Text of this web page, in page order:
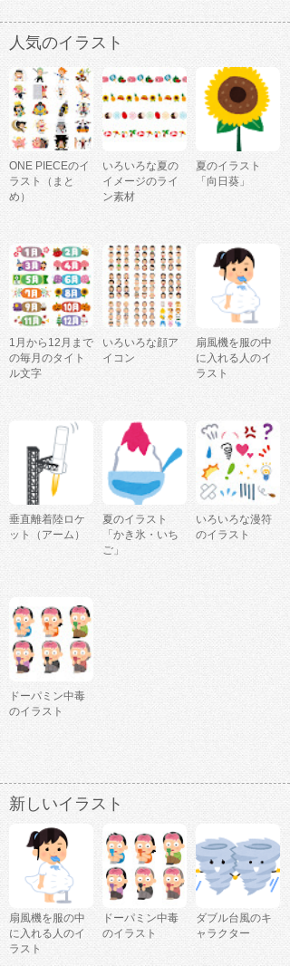
人気のイラスト
ONE PIECEのイ
ラスト（まと
め）
いろいろな夏の
イメージのライ
ン素材
夏のイラスト
「向日葵」
1月から12月まで
の毎月のタイト
ル文字
いろいろな顔ア
イコン
扇風機を服の中
に入れる人のイ
ラスト
垂直離着陸ロケ
ット（アーム）
夏のイラスト
「かき氷・いち
ご」
いろいろな漫符
のイラスト
ドーパミン中毒
のイラスト
新しいイラスト
扇風機を服の中
に入れる人のイ
ラスト
ドーパミン中毒
のイラスト
ダブル台風のキ
ャラクター